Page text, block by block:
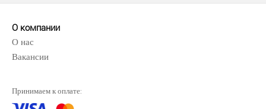
О компании
О нас
Вакансии
Принимаем к оплате: